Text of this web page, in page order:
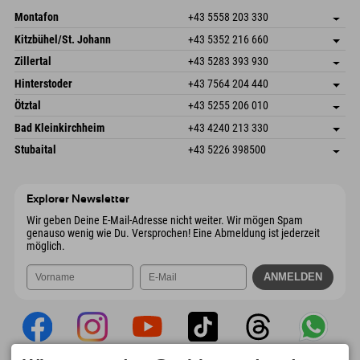
Montafon +43 5558 203 330
Dorfstr. 127b
6793 Gaschurn/Montafon
Österreich
Adresse speichern
Anreiseinfos
Buchen
Kitzbühel/St. Johann +43 5352 216 660
Speckbacherstraße 87
Österreich
Adresse speichern
Buchen
Zillertal +43 5283 393 930
Schmiedau 2
6272 Kaltenbach im Zillertal
Österreich
Adresse speichern
Anreiseinfos
Buchen
Hinterstoder +43 7564 204 440
Freizeitpark 10
Österreich
Adresse speichern
Buchen
Ötztal +43 5255 206 010
Gscheat 14
6441 Umhausen
Österreich
Adresse speichern
Anreiseinfos
Buchen
Bad Kleinkirchheim +43 4240 213 330
Dorfstraße 24
Adresse speichern
Stubaital +43 5226 398500
Explorer Newsletter
Wir geben Deine E-Mail-Adresse nicht weiter. Wir mögen Spam
genauso wenig wie Du. Versprochen! Eine Abmeldung ist jederzeit
möglich.